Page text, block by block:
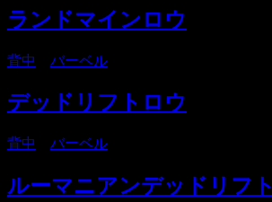
ランドマインロウ
背中 バーベル
デッドリフトロウ
背中 バーベル
ルーマニアンデッドリフト